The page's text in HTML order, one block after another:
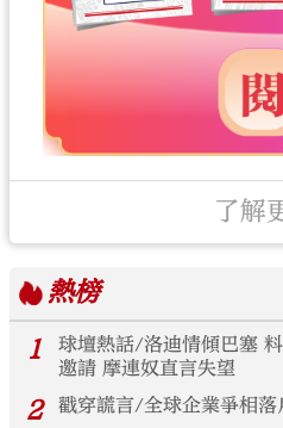
了解
熱榜
1
球壇熱話/洛迪情傾巴塞 料離曼
邀請 摩連奴直言失望
2 戳穿謊言/全球企業爭相